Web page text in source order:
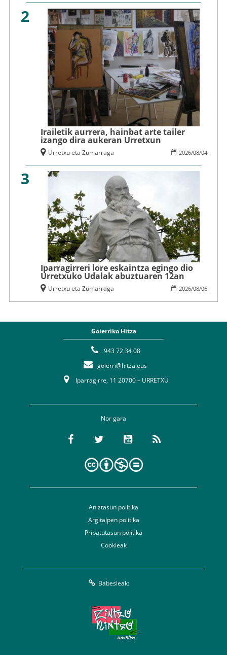
2
Irailetik aurrera, hainbat arte tailer
izango dira aukeran Urretxun
2026/08/04
Urretxu eta Zumarraga
3
Iparragirreri lore eskaintza egingo dio
Urretxuko Udalak abuztuaren 12an
2026/08/06
Urretxu eta Zumarraga
Goierriko Hitza
943 72 34 08
goierri@hitza.eus
Iparragirre, 11 20700 – URRETXU
Nor gara
Aniztasun politika
Argitalpen politika
Pribatutasun politika
Cookieak
Babesleak: